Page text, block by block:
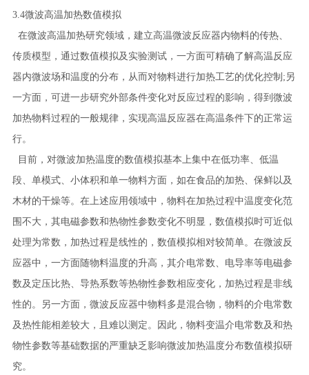
3.4微波高温加热数值模拟
在微波高温加热研究领域，建立高温微波反应器内物料的传热、
传质模型，通过数值模拟及实验测试，一方面可精确了解高温反应
器内微波场和温度的分布，从而对物料进行加热工艺的优化控制;另
一方面，可进一步研究外部条件变化对反应过程的影响，得到微波
加热物料过程的一般规律，实现高温反应器在高温条件下的正常运
行。
目前，对微波加热温度的数值模拟基本上集中在低功率、低温
段、单模式、小体积和单一物料方面，如在食品的加热、保鲜以及
木材的干燥等。在上述应用领域中，物料在加热过程中温度变化范
围不大，其电磁参数和热物性参数变化不明显，数值模拟时可近似
处理为常数，加热过程是线性的，数值模拟相对较简单。在微波反
应器中，一方面随物料温度的升高，其介电常数、电导率等电磁参
数及定压比热、导热系数等热物性参数相应变化，加热过程是非线
性的。另一方面，微波反应器中物料多是混合物，物料的介电常数
及热性能相差较大，且难以测定。因此，物料变温介电常数及和热
物性参数等基础数据的严重缺乏影响微波加热温度分布数值模拟研
究。